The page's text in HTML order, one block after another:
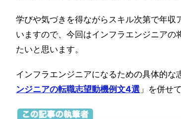
学びや気づきを得ながらスキル次第で年
いますので、今回はインフラエンジニア
たいと思います。
インフラエンジニアになるための具体的な
ンジニアの転職志望動機例文4選 」を併せ